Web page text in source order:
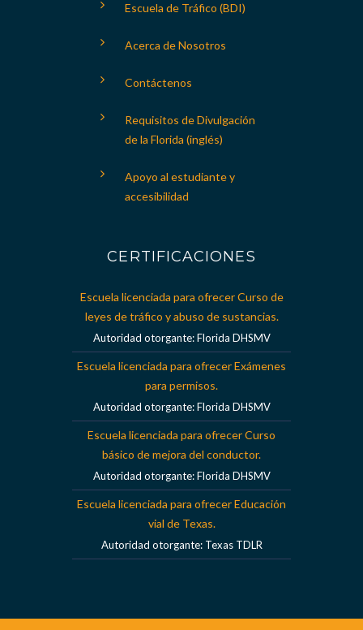
Escuela de Tráfico (BDI)
Acerca de Nosotros
Contáctenos
Requisitos de Divulgación
de la Florida (inglés)
Apoyo al estudiante y
accesibilidad
CERTIFICACIONES
Escuela licenciada para ofrecer Curso de
leyes de tráfico y abuso de sustancias.
Autoridad otorgante: Florida DHSMV
Escuela licenciada para ofrecer Exámenes
para permisos.
Autoridad otorgante: Florida DHSMV
Escuela licenciada para ofrecer Curso
básico de mejora del conductor.
Autoridad otorgante: Florida DHSMV
Escuela licenciada para ofrecer Educación
vial de Texas.
Autoridad otorgante: Texas TDLR